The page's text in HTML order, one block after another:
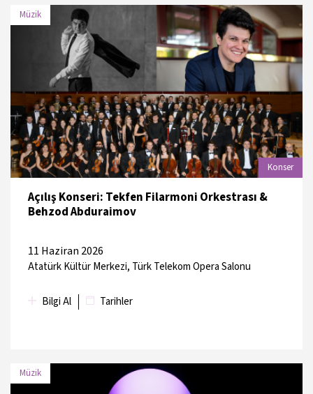
Müzik
Konser
Açılış Konseri: Tekfen Filarmoni Orkestrası &
Behzod Abduraimov
11 Haziran 2026
Atatürk Kültür Merkezi, Türk Telekom Opera Salonu
Bilgi Al Tarihler
MEKAN
12 Haziran
2026
Atatürk Kültür Merkezi, Tiyatro
Salonu
13 Haziran
2026
Atatürk Kültür Merkezi, Tiyatro
Salonu
Müzik